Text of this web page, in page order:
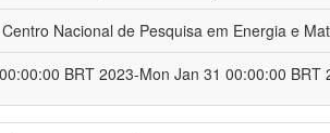
Centro Nacional de Pesquisa em Energia e
BRT 2023-Mon Jan 31 00:00:00 BRT